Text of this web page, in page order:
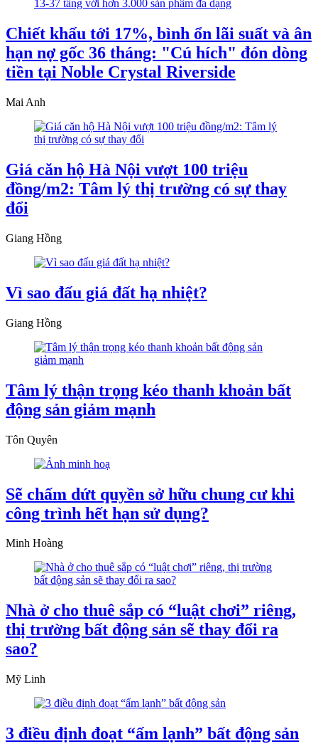
Chiết khấu tới 17%, bình ổn lãi suất và ân
hạn nợ gốc 36 tháng: "Cú hích" đón dòng
tiền tại Noble Crystal Riverside
Mai Anh
Giá căn hộ Hà Nội vượt 100 triệu
đồng/m2: Tâm lý thị trường có sự thay
đổi
Giang Hồng
Vì sao đấu giá đất hạ nhiệt?
Giang Hồng
Tâm lý thận trọng kéo thanh khoản bất
động sản giảm mạnh
Tôn Quyên
Sẽ chấm dứt quyền sở hữu chung cư khi
công trình hết hạn sử dụng?
Minh Hoàng
Nhà ở cho thuê sắp có “luật chơi” riêng,
thị trường bất động sản sẽ thay đổi ra
sao?
Mỹ Linh
3 điều định đoạt “ấm lạnh” bất động sản